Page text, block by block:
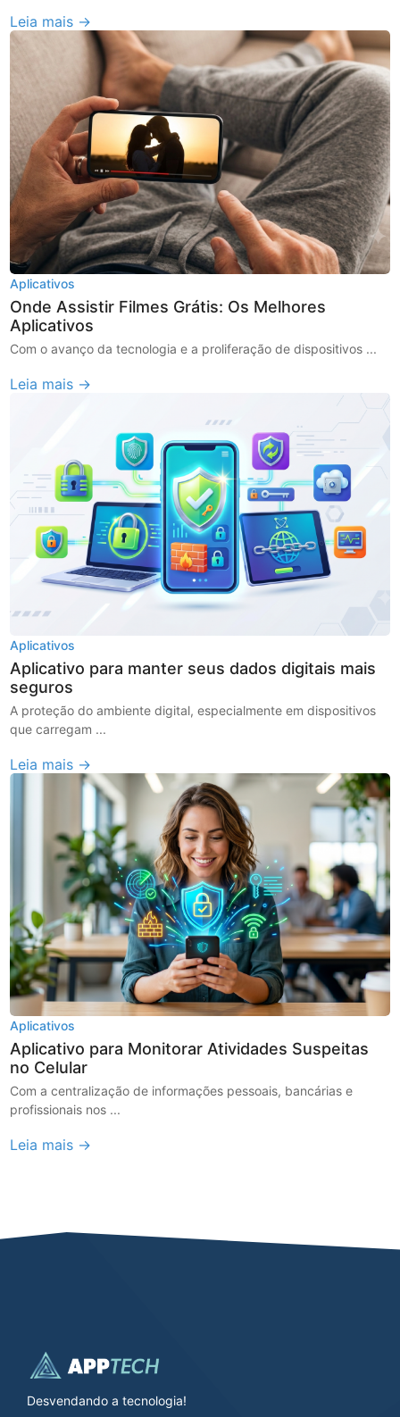
Leia mais →
Aplicativos
Onde Assistir Filmes Grátis: Os Melhores
Aplicativos
Com o avanço da tecnologia e a proliferação de dispositivos ...
Leia mais →
Aplicativos
Aplicativo para manter seus dados digitais mais
seguros
A proteção do ambiente digital, especialmente em dispositivos
que carregam ...
Leia mais →
Aplicativos
Aplicativo para Monitorar Atividades Suspeitas
no Celular
Com a centralização de informações pessoais, bancárias e
profissionais nos ...
Leia mais →
Desvendando a tecnologia!